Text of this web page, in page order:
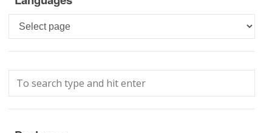
Languages